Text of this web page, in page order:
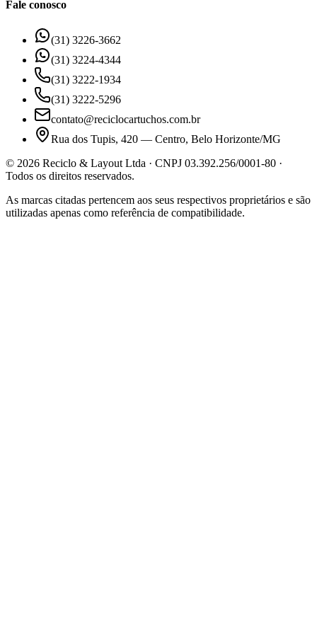
Fale conosco
(31) 3226-3662
(31) 3224-4344
(31) 3222-1934
(31) 3222-5296
contato@reciclocartuchos.com.br
Rua dos Tupis, 420 — Centro, Belo Horizonte/MG
© 2026 Reciclo & Layout Ltda · CNPJ 03.392.256/0001-80 ·
Todos os direitos reservados.
As marcas citadas pertencem aos seus respectivos proprietários e são
utilizadas apenas como referência de compatibilidade.